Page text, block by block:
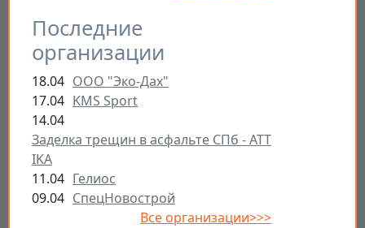
Последние
организации
18.04 ООО "Эко-Дах"
17.04 KMS Sport
14.04
Заделка трещин в асфальте СПб - ATT
IKA
11.04 Гелиос
09.04 СпецНовострой
Все организации>>>